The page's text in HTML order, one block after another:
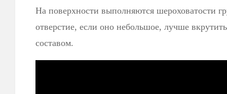
На поверхности выполняются шероховатости
отверстие, если оно небольшое, лучше
составом.